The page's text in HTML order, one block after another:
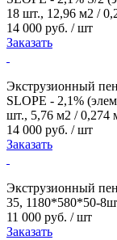
18 шт., 12,96 м2 /
14 000 руб. / шт
Заказать
Экструзионный
SLOPE - 2,1%
шт., 5,76 м2 / 0,274
14 000 руб. / шт
Заказать
Экструзионный
35, 1180*580*50-
11 000 руб. / шт
Заказать